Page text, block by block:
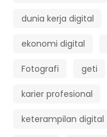
dunia kerja digital
ekonomi digital
Fotografi geti
karier profesional
keterampilan digital